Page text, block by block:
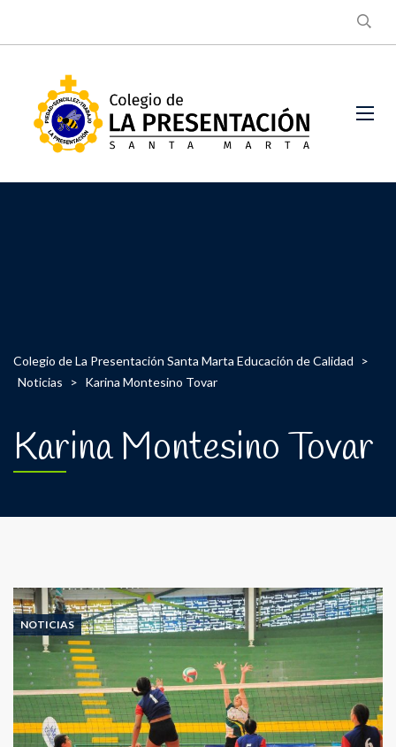
Colegio de La Presentación Santa Marta Educación de Calidad
>
Noticias
> Karina Montesino Tovar
Karina Montesino Tovar
NOTICIAS